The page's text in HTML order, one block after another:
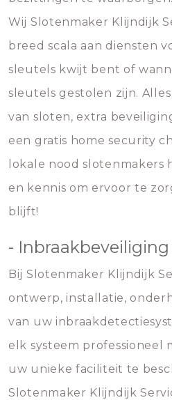
Wij Slotenmaker Klijndijk
breed scala aan diensten
sleutels kwijt bent of
sleutels gestolen zijn.
van sloten, extra
een gratis home security
lokale nood slotenmakers
en kennis om ervoor te
blijft!
- Inbraakbeveiliging
Bij Slotenmaker Klijndijk
ontwerp, installatie,
van uw
elk systeem professioneel
uw unieke faciliteit te
Slotenmaker Klijndijk